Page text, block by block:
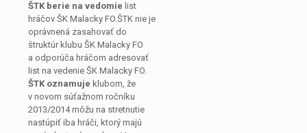
ŠTK berie na vedomie list
hráčov ŠK Malacky FO.ŠTK nie je
oprávnená zasahovať do
štruktúr klubu ŠK Malacky FO
a odporúča hráčom adresovať
list na vedenie ŠK Malacky FO.
ŠTK oznamuje klubom, že
v novom súťažnom ročníku
2013/2014 môžu na stretnutie
nastúpiť iba hráči, ktorý majú